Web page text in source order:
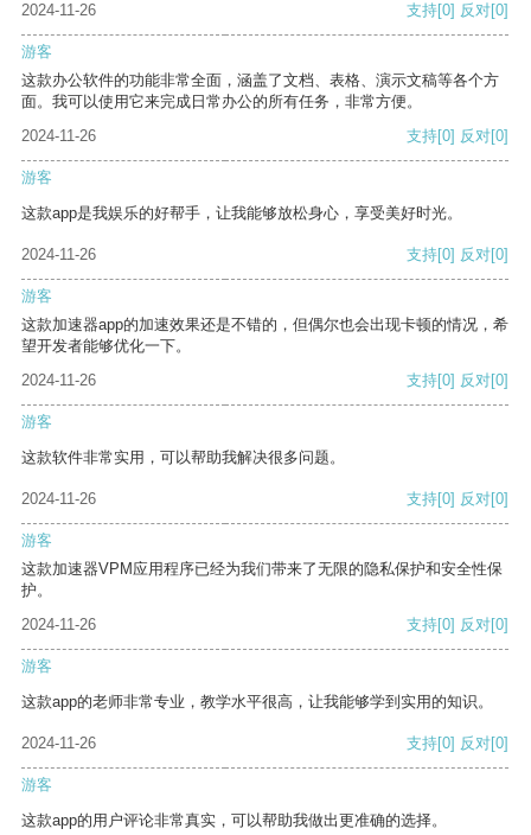
2024-11-26 支持[0] 反对[0]
游客
这款办公软件的功能非常全面，涵盖了文档、表格、演示文稿等各个方
面。我可以使用它来完成日常办公的所有任务，非常方便。
2024-11-26
支持[0] 反对[0]
游客
这款app是我娱乐的好帮手，让我能够放松身心，享受美好时光。
2024-11-26 支持[0] 反对[0]
游客
这款加速器app的加速效果还是不错的，但偶尔也会出现卡顿的情况，希
望开发者能够优化一下。
2024-11-26
支持[0] 反对[0]
游客
这款软件非常实用，可以帮助我解决很多问题。
2024-11-26 支持[0] 反对[0]
游客
这款加速器VPM应用程序已经为我们带来了无限的隐私保护和安全性保
护。
2024-11-26
支持[0] 反对[0]
游客
这款app的老师非常专业，教学水平很高，让我能够学到实用的知识。
2024-11-26 支持[0] 反对[0]
游客
这款app的用户评论非常真实，可以帮助我做出更准确的选择。